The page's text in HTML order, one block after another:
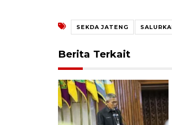
SEKDA JATENG
Berita Terkait